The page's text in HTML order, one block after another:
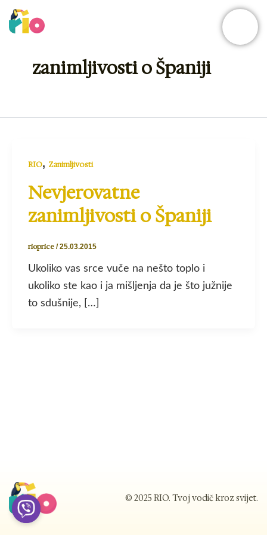
Skip
to
zanimljivosti o Španiji
RIO, Zanimljivosti
Nevjerovatne
zanimljivosti o Španiji
rioprice /25.03.2015
Ukoliko vas srce vuče na nešto toplo i
ukoliko ste kao i ja mišljenja da je što južnije
to sdušnije, […]
© 2025 RIO. Tvoj vodič kroz svijet.